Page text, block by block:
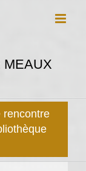
MEAUX
rencontre